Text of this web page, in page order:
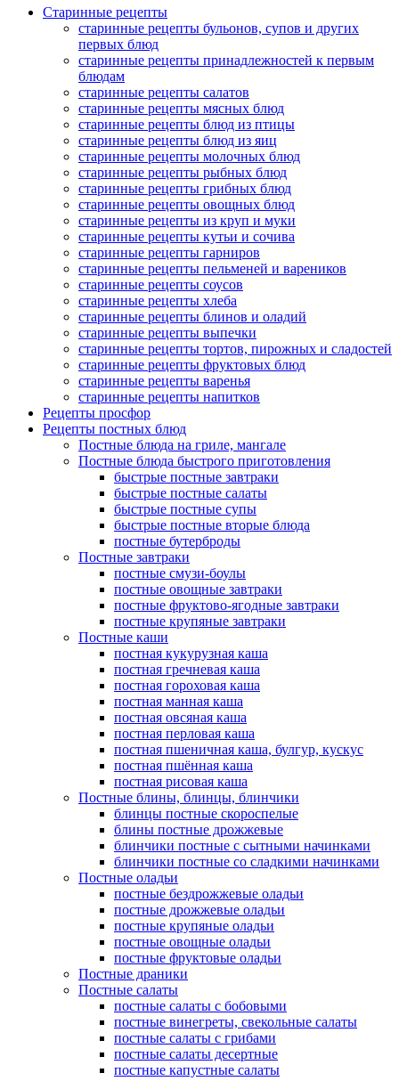
Старинные рецепты
старинные рецепты бульонов, супов и других
первых блюд
старинные рецепты принадлежностей к первым
блюдам
старинные рецепты салатов
старинные рецепты мясных блюд
старинные рецепты блюд из птицы
старинные рецепты блюд из яиц
старинные рецепты молочных блюд
старинные рецепты рыбных блюд
старинные рецепты грибных блюд
старинные рецепты овощных блюд
старинные рецепты из круп и муки
старинные рецепты кутьи и сочива
старинные рецепты гарниров
старинные рецепты пельменей и вареников
старинные рецепты соусов
старинные рецепты хлеба
старинные рецепты блинов и оладий
старинные рецепты выпечки
старинные рецепты тортов, пирожных и сладостей
старинные рецепты фруктовых блюд
старинные рецепты варенья
старинные рецепты напитков
Рецепты просфор
Рецепты постных блюд
Постные блюда на гриле, мангале
Постные блюда быстрого приготовления
быстрые постные завтраки
быстрые постные салаты
быстрые постные супы
быстрые постные вторые блюда
постные бутерброды
Постные завтраки
постные смузи-боулы
постные овощные завтраки
постные фруктово-ягодные завтраки
постные крупяные завтраки
Постные каши
постная кукурузная каша
постная гречневая каша
постная гороховая каша
постная манная каша
постная овсяная каша
постная перловая каша
постная пшеничная каша, булгур, кускус
постная пшённая каша
постная рисовая каша
Постные блины, блинцы, блинчики
блинцы постные скороспелые
блины постные дрожжевые
блинчики постные с сытными начинками
блинчики постные со сладкими начинками
Постные оладьи
постные бездрожжевые оладьи
постные дрожжевые оладьи
постные крупяные оладьи
постные овощные оладьи
постные фруктовые оладьи
Постные драники
Постные салаты
постные салаты с бобовыми
постные винегреты, свекольные салаты
постные салаты с грибами
постные салаты десертные
постные капустные салаты